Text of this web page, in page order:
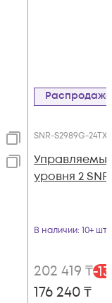
Распродажа
SNR-S2989G-24TX
уровня 2
В наличии: 10+ шт
202 419 ₸-13
176 240₸